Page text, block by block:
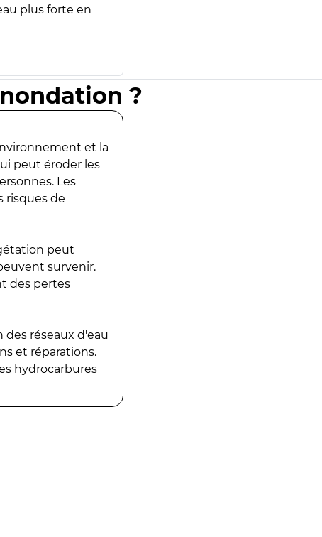
plus forte en
?
et la
peut éroder les
Les
risques de
peut
survenir.
des pertes
réseaux d'eau
et réparations.
hydrocarbures